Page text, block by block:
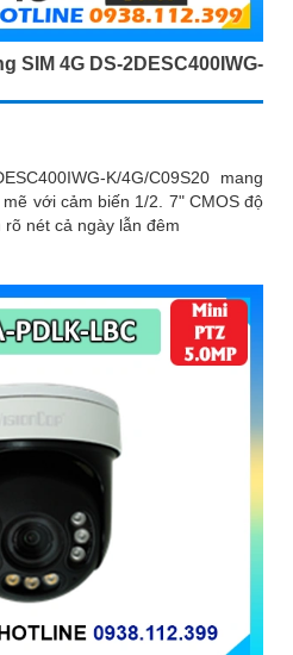
SIM 4G DS-2DESC400IWG-
K/4G/C09S20 mang
với cảm biến 1/2. 7" CMOS độ
nét cả ngày lẫn đêm